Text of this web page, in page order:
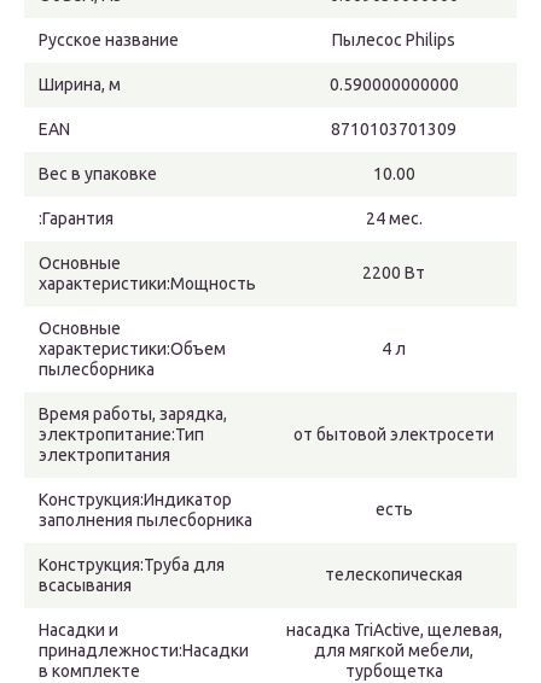
Русское название Пылесос Philips
Ширина, м 0.590000000000
EAN 8710103701309
Вес в упаковке 10.00
:Гарантия 24 мес.
Основные
характеристики:Мощность
2200 Вт
Основные
характеристики:Объем
пылесборника
4 л
Время работы, зарядка,
электропитание:Тип
электропитания
от бытовой электросети
Конструкция:Индикатор
заполнения пылесборника
есть
Конструкция:Труба для
всасывания
телескопическая
Насадки и
принадлежности:Насадки
в комплекте
насадка TriActive, щелевая,
для мягкой мебели,
турбощетка